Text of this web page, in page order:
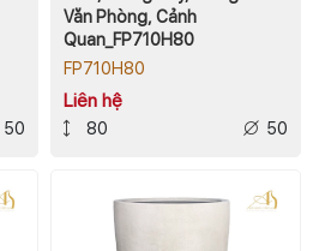
50
Văn Phòng, Cảnh
Quan_FP710H80
FP710H80
Liên hệ
80 50